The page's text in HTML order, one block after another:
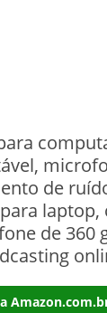
de
laptop,
de 360